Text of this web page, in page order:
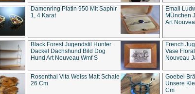
Damenring Platin 950 Mit Saphir
1, 4 Karat
Email
MÜnchen
Art
Black Forest Jugendstil Hunter
Dackel Dachshund Bild Dog
Hund Art Nouveau Wmf S
French
Vase
Nouveau
Rosenthal Vita Weiss Matt Schale
26 Cm
Goebel
Unsere
Cm